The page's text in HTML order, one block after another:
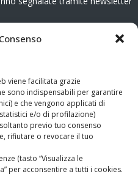
viene facilitata grazie
sono indispensabili per garantire
e che vengono applicati di
e/o di profilazione)
previo tuo consenso
rifiutare o revocare il tuo
(tasto “Visualizza le
per acconsentire a tutti i cookies.
presso il Tribunale di
Direttore responsabile: